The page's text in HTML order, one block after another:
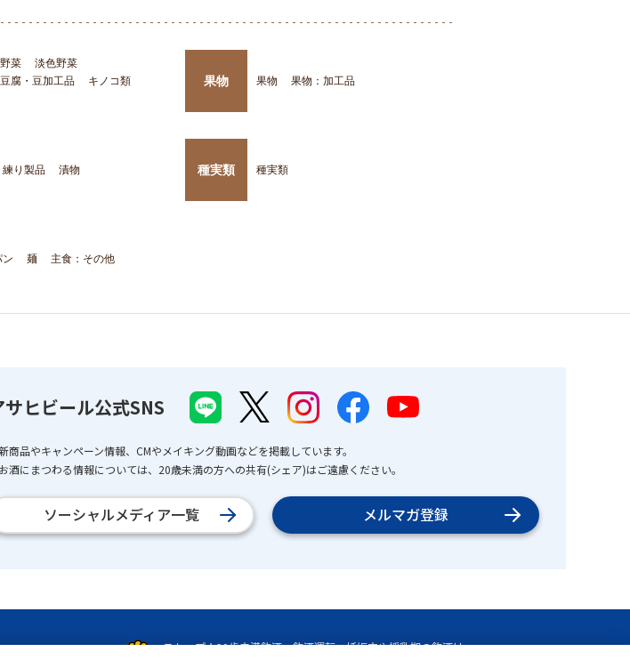
菜
淡色野菜
腐・豆加工品
キノコ類
果物 果物 果物：加工品
練り製品 漬物 種実類 種実類
ン 麺 主食：その他
サヒビール公式SNS
商品やキャンペーン情報、CMやメイキング動画などを掲載しています。
酒にまつわる情報については、20歳未満の方への共有(シェア)はご遠慮ください。
ソーシャルメディア一覧 メルマガ登録